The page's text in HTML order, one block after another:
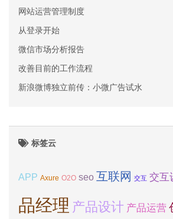
网站运营管理制度
从登录开始
微信市场分析报告
改善目前的工作流程
新浪微博独立前传：小微广告试水
标签云
APP Axure O2O seo 互联网 交互 交互
品经理 产品设计 产品运营